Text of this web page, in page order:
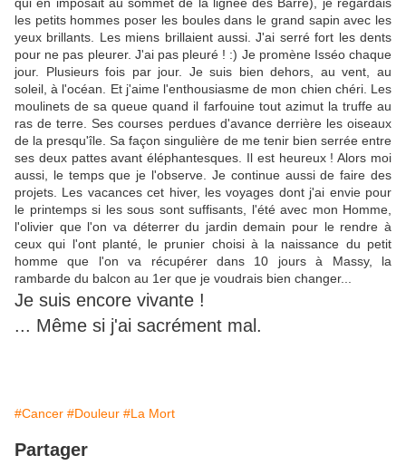
les petits hommes poser les boules dans le grand sapin avec les
yeux brillants. Les miens brillaient aussi. J'ai serré fort les dents
pour ne pas pleurer. J'ai pas pleuré ! :) Je promène Isséo chaque
jour. Plusieurs fois par jour. Je suis bien dehors, au vent, au
soleil, à l'océan. Et j'aime l'enthousiasme de mon chien chéri. Les
moulinets de sa queue quand il farfouine tout azimut la truffe au
ras de terre. Ses courses perdues d'avance derrière les oiseaux
de la presqu'île. Sa façon singulière de me tenir bien serrée entre
ses deux pattes avant éléphantesques. Il est heureux ! Alors moi
aussi, le temps que je l'observe. Je continue aussi de faire des
projets. Les vacances cet hiver, les voyages dont j'ai envie pour
le printemps si les sous sont suffisants, l'été avec mon Homme,
l'olivier que l'on va déterrer du jardin demain pour le rendre à
ceux qui l'ont planté, le prunier choisi à la naissance du petit
homme que l'on va récupérer dans 10 jours à Massy, la
rambarde du balcon au 1er que je voudrais bien changer...
Je suis encore vivante !
... Même si j'ai sacrément mal.
#Cancer #Douleur #La Mort
Partager